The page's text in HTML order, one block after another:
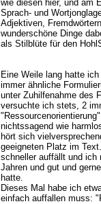
wie diesen hier, und am
Sprach- und
Adjektiven,
wunderschöne Dinge
als Stilblüte für den
Eine Weile lang hatte
immer ähnliche
unter Zuhilfenahme des
versuchte ich stets, 2
nichtssagend wie
hört sich
geeigneten Platz im
schneller auffällt und ich
Jahren und gut und
hatte.
Dieses Mal habe ich
einfach auffallen muss: